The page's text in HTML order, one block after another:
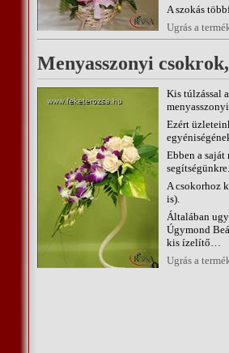
A szokás
Ugrás a
Menyasszonyi
Kis túlzással
Ezért
Ebben a
A csokorhoz
is).
Általában
Úgymond
kis ízelítő…
Ugrás a